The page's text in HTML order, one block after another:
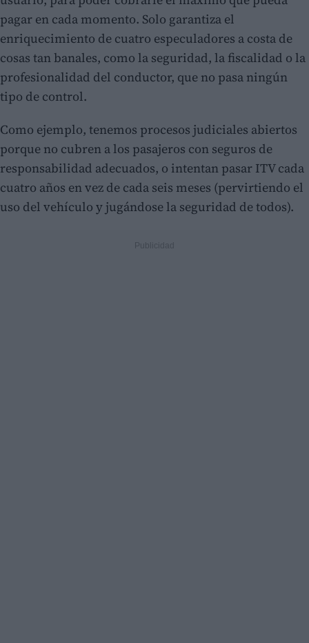
pagar en cada momento. Solo garantiza el
enriquecimiento de cuatro especuladores a costa de
cosas tan banales, como la seguridad, la fiscalidad o la
profesionalidad del conductor, que no pasa ningún
tipo de control.
Como ejemplo, tenemos procesos judiciales abiertos
porque no cubren a los pasajeros con seguros de
responsabilidad adecuados, o intentan pasar ITV cada
cuatro años en vez de cada seis meses (pervirtiendo el
uso del vehículo y jugándose la seguridad de todos).